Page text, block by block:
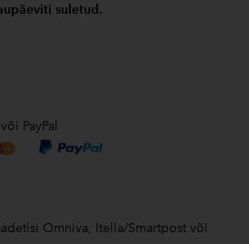
suletud.
PayPal
Omniva, Itella/Smartpost või